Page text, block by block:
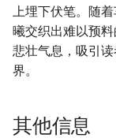
上埋下伏笔。随
曦交织出难以预
悲壮气息，吸引
界。
其他信息